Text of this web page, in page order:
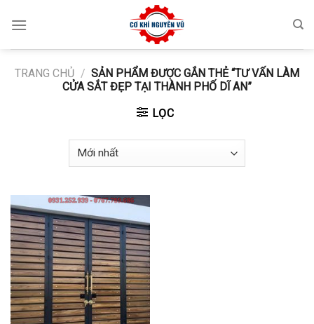
TRANG CHỦ / SẢN PHẨM ĐƯỢC GẮN THẺ “TƯ VẤN LÀM
CỬA SẮT ĐẸP TẠI THÀNH PHỐ DĨ AN”
LỌC